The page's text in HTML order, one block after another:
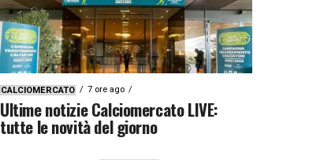
CALCIOMERCATO 7 ore ago
Ultime notizie Calciomercato LIVE:
tutte le novità del giorno